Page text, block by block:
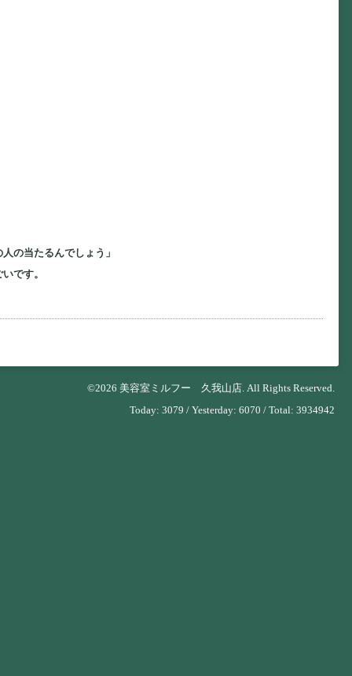
の当たるんでしょう」
です。
©2026 美容室ミルフー 久我山店. All Rights Reserved.
Today: 3079 / Yesterday: 6070 / Total: 3934942